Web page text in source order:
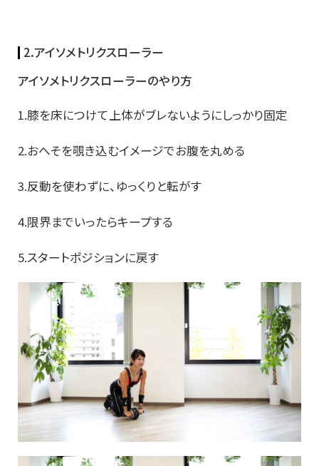
2.アイソメトリクスローラー
アイソメトリクスローラーのやり方
1.膝を床につけて上体がブレないようにしっかり固定
2.おへそを覗き込むイメージでお腹を丸める
3.反動を使わずに、ゆっくりと転がす
4.限界までいったらキープする
5.スタートポジションに戻す